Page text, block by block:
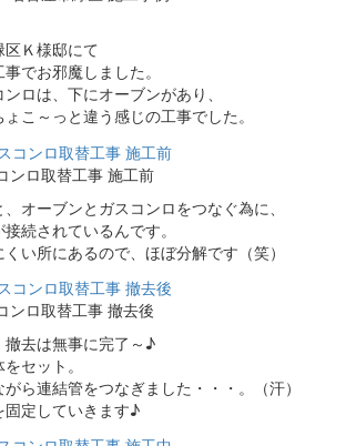
Ｋ様邸にて
でお邪魔しました。
ロは、下にオーブンがあり、
こ～っと違う感じの工事でした。
ンロ取替工事 施工前
オーブンとガスコンロをつなぐ為に、
続されているんです。
い所にあるので、ほぼ分解です（笑）
ンロ取替工事 撤去後
去は無事に完了～♪
セット。
ら連結管をつなぎました・・・。（汗）
固定していきます♪